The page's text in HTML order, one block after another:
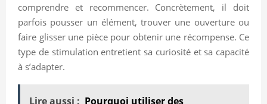
comprendre et recommencer. Concrètement, il doit
parfois pousser un élément, trouver une ouverture ou
faire glisser une pièce pour obtenir une récompense. Ce
type de stimulation entretient sa curiosité et sa capacité
à s’adapter.
Lire aussi : Pourquoi utiliser des